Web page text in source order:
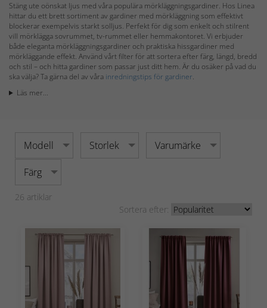
Stäng ute oönskat ljus med våra populära mörkläggningsgardiner. Hos Linea
hittar du ett brett sortiment av gardiner med mörkläggning som effektivt
blockerar exempelvis starkt solljus. Perfekt för dig som enkelt och stilrent
vill mörklägga sovrummet, tv-rummet eller hemmakontoret. Vi erbjuder
både eleganta mörkläggningsgardiner och praktiska hissgardiner med
mörkläggande effekt. Använd vårt filter för att sortera efter färg, längd, bredd
och stil – och hitta gardiner som passar just ditt hem. Är du osäker på vad du
ska välja? Ta gärna del av våra inredningstips för gardiner.
Läs mer...
Modell Storlek Varumärke
Färg
26 artiklar
Sortera efter: